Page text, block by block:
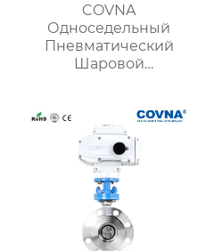
COVNA
Односедельный
Пневматический
Шаровой